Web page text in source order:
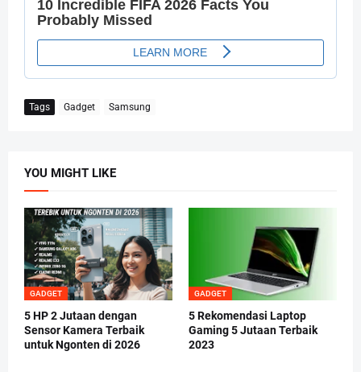
Tags Gadget Samsung
YOU MIGHT LIKE
GADGET
5 HP 2 Jutaan dengan
Sensor Kamera Terbaik
untuk Ngonten di 2026
GADGET
5 Rekomendasi Laptop
Gaming 5 Jutaan Terbaik
2023